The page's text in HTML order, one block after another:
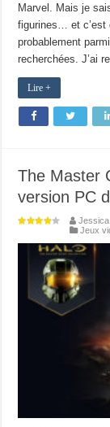
Marvel. Mais je
figurines… et c’est
probablement
recherchées. J’ai
Lire +
The Master
version PC
Jeux